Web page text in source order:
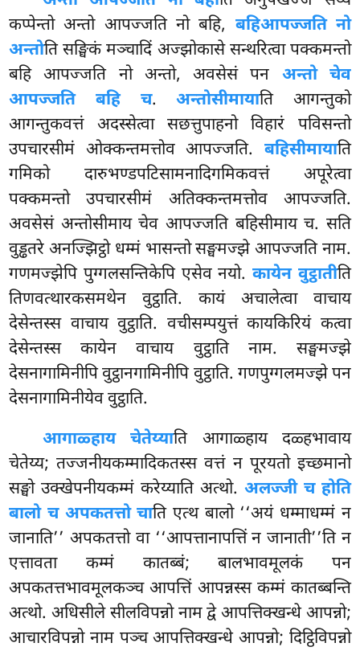
कप्पेन्तो अन्तो आपज्जति नो बहि, बहिआपज्जति नो
अन्तोति सङ्घिकं मञ्चादिं अज्झोकासे सन्थरित्वा पक्कमन्तो
बहि आपज्जति नो अन्तो, अवसेसं पन अन्तो चेव
आपज्जति बहि च.अन्तोसीमायाति आगन्तुको
आगन्तुकवत्तं अदस्सेत्वा सछत्तुपाहनो विहारं पविसन्तो
उपचारसीमं ओक्कन्तमत्तोव आपज्जति. बहिसीमायाति
गमिको दारुभण्डपटिसामनादिगमिकवत्तं अपूरेत्वा
पक्कमन्तो उपचारसीमं अतिक्कन्तमत्तोव आपज्जति.
अवसेसं अन्तोसीमाय चेव आपज्जति बहिसीमाय च. सति
वुड्ढतरे अनज्झिट्ठो धम्मं भासन्तो सङ्घमज्झे आपज्जति नाम.
गणमज्झेपि पुग्गलसन्तिकेपि एसेव नयो.कायेन वुट्ठातीति
तिणवत्थारकसमथेन वुट्ठाति. कायं अचालेत्वा वाचाय
देसेन्तस्स वाचाय वुट्ठाति. वचीसम्पयुत्तं कायकिरियं कत्वा
देसेन्तस्स कायेन वाचाय वुट्ठाति नाम. सङ्घमज्झे
देसनागामिनीपि वुट्ठानगामिनीपि वुट्ठाति. गणपुग्गलमज्झे पन
देसनागामिनीयेव वुट्ठाति.
आगाळ्हाय चेतेय्याति आगाळ्हाय दळ्हभावाय
चेतेय्य; तज्जनीयकम्मादिकतस्स वत्तं न पूरयतो इच्छमानो
सङ्घो उक्खेपनीयकम्मं करेय्याति अत्थो. अलज्जी च होति
बालो च अपकतत्तो चाति एत्थ बालो ‘‘अयं धम्माधम्मं न
जानाति’’ अपकतत्तो वा ‘‘आपत्तानापत्तिं न जानाती’’ति न
एत्तावता कम्मं कातब्बं; बालभावमूलकं पन
अपकतत्तभावमूलकञ्च आपत्तिं आपन्नस्स कम्मं कातब्बन्ति
अत्थो. अधिसीले सीलविपन्नो नाम द्वे आपत्तिक्खन्धे आपन्नो;
आचारविपन्नो नाम पञ्च आपत्तिक्खन्धे आपन्नो; दिट्ठिविपन्नो